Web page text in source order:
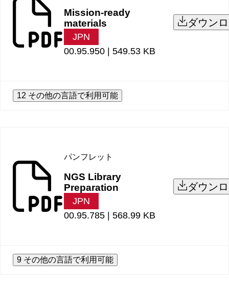
Mission-ready
materials
JPN
00.95.950 | 549.53 KB
ダウン
12 その他の言語で利用可能
パンフレット
NGS Library
Preparation
JPN
00.95.785 | 568.99 KB
ダウン
9 その他の言語で利用可能